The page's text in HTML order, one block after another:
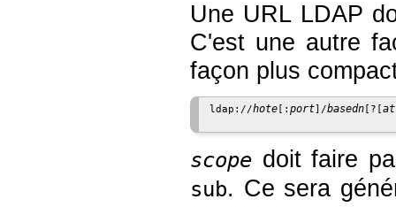
Une URL LDAP
C'est une autre
façon plus
ldap://hote [: port ]/basedn [?[
scope doit faire
sub. Ce sera